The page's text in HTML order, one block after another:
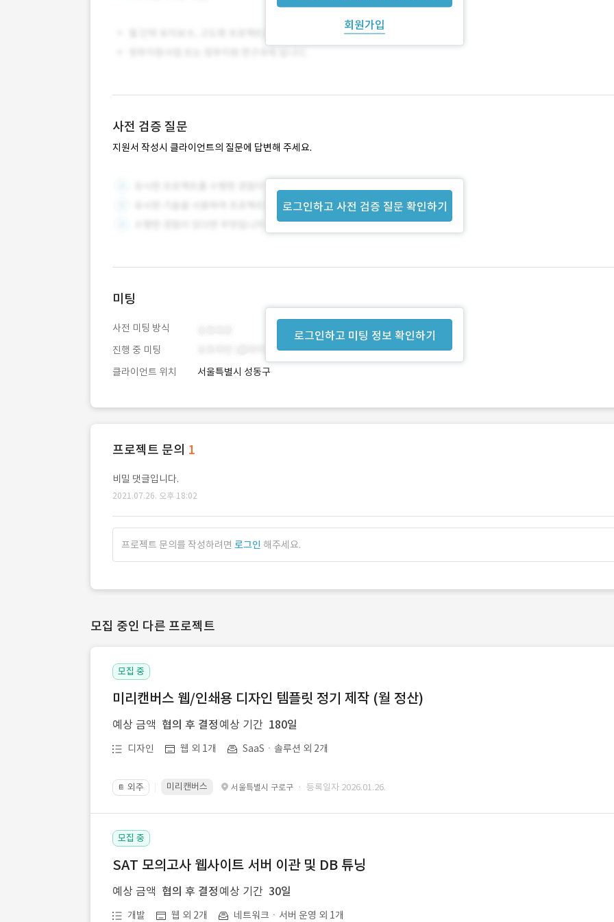
회원가입
사전 검증 질문
지원서 작성시 클라이언트의 질문에 답변해 주세요.
로그인하고 사전 검증 질문 확인하기
로그인하고 미팅 정보 확인하기
미팅
사전 미팅 방식
진행 중 미팅
클라이언트 위치
서울특별시 성동구
프로젝트 문의 1
비밀 댓글입니다.
2021.07.26. 오후 18:02
프로젝트 문의를 작성하려면 로그인 해주세요.
모집 중인 다른 프로젝트
모집 중
미리캔버스 웹/인쇄용 디자인 템플릿 정기 제작 (월 정산)
예상 금액 협의 후 결정 예상 기간 180일
디자인 웹 외 1개 SaaSㆍ솔루션 외 2개
📔 외주 미리캔버스 서울특별시 구로구 · 등록일자 2026.01.26.
모집 중
SAT 모의고사 웹사이트 서버 이관 및 DB 튜닝
예상 금액 협의 후 결정 예상 기간 30일
개발 웹 외 2개 네트워크ㆍ서버 운영 외 1개